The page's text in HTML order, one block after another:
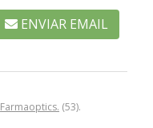
Farmaoptics. (53).
ENVIAR EMAIL